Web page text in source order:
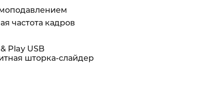
частота кадров
Play USB
шторка-слайдер